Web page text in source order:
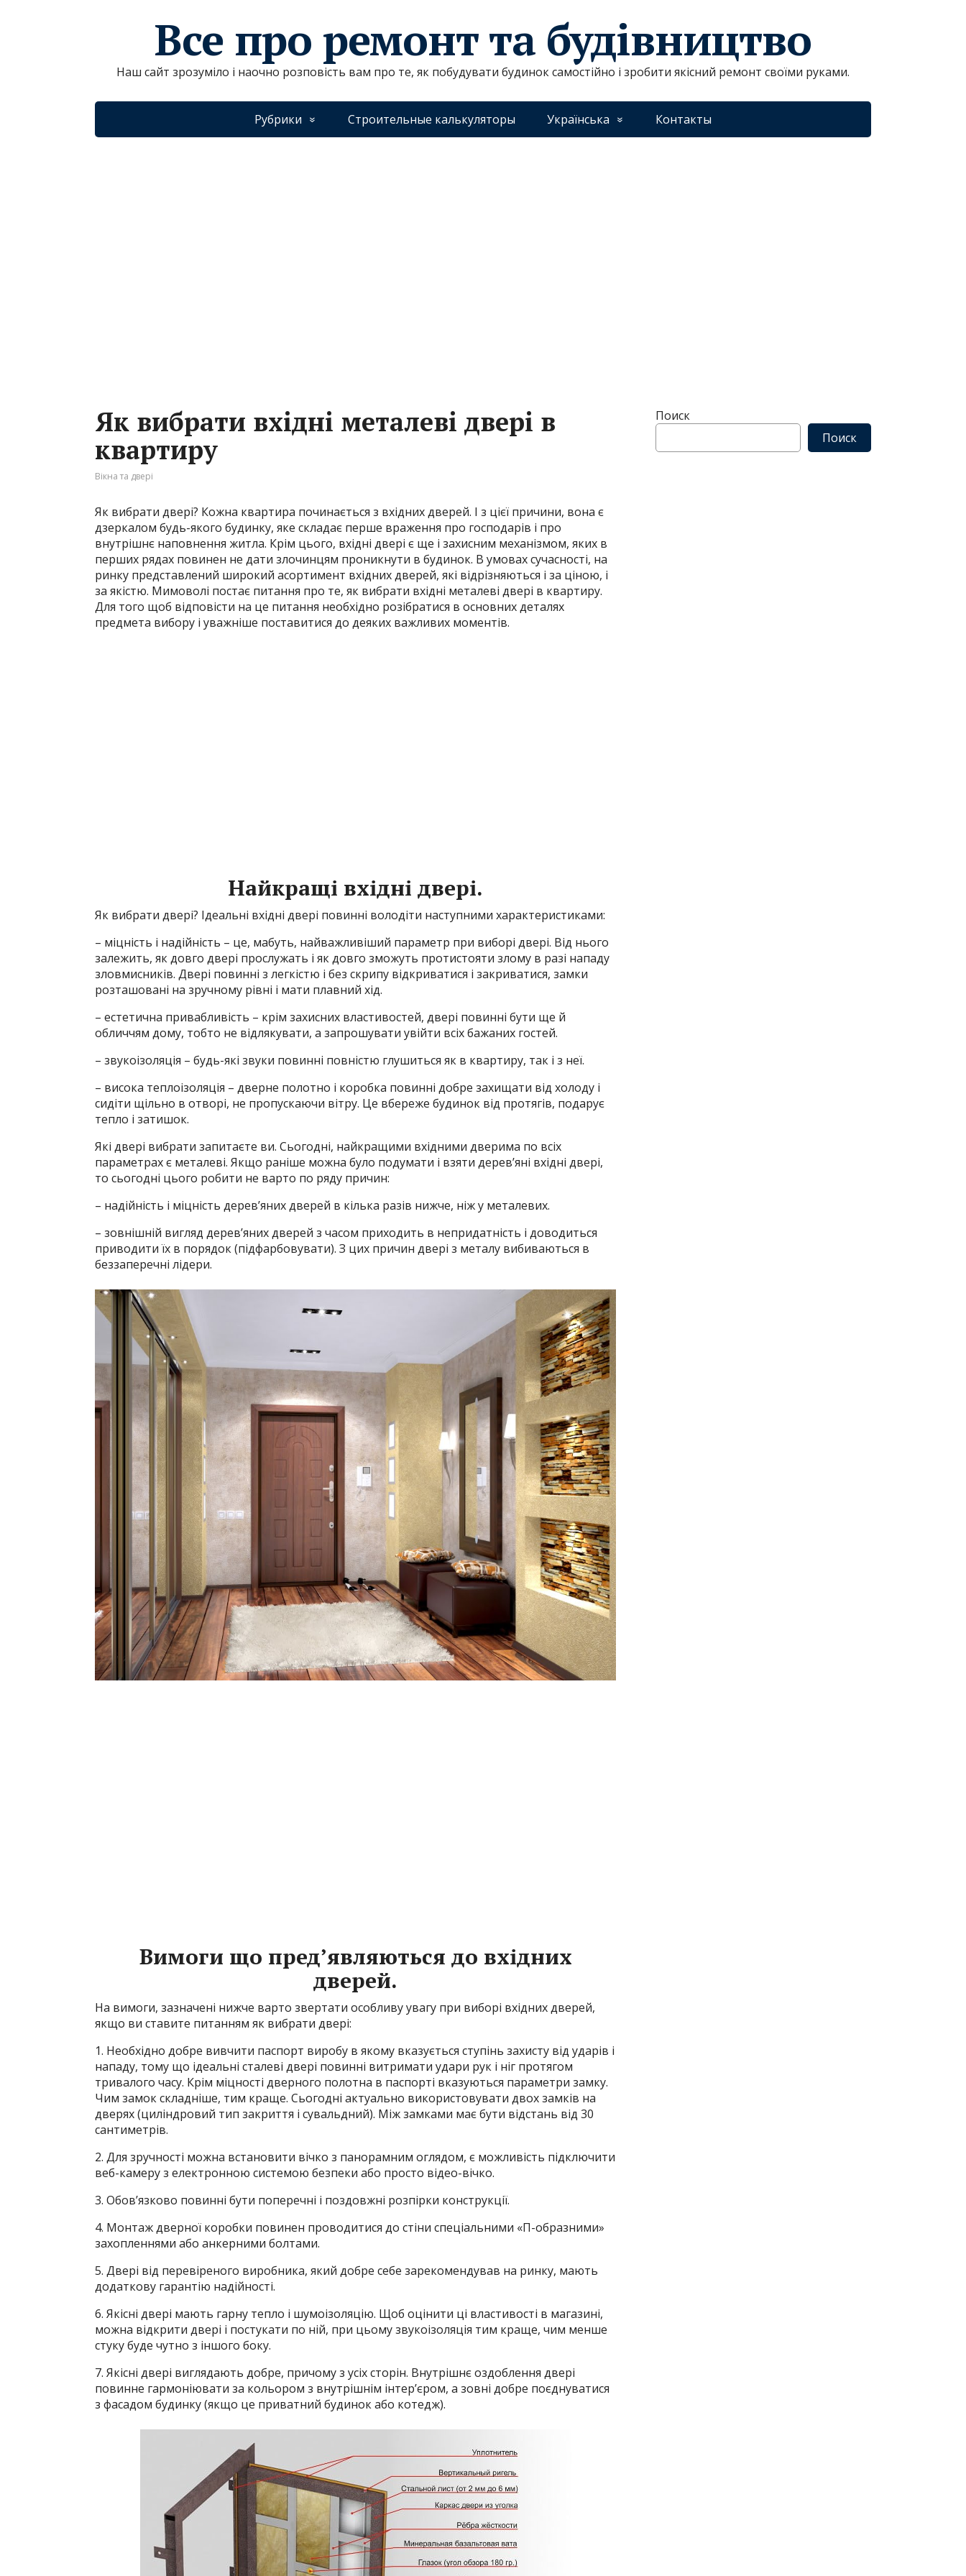
Все про ремонт та будівництво
Наш сайт зрозуміло і наочно розповість вам про те, як побудувати будинок самостійно і зробити якісний ремонт своїми руками.
Рубрики Строительные калькуляторы Українська Контакты
Як вибрати вхідні металеві двері в
квартиру
Вікна та двері
Як вибрати двері? Кожна квартира починається з вхідних дверей. І з цієї причини, вона є
дзеркалом будь-якого будинку, яке складає перше враження про господарів і про
внутрішнє наповнення житла. Крім цього, вхідні двері є ще і захисним механізмом, яких в
перших рядах повинен не дати злочинцям проникнути в будинок. В умовах сучасності, на
ринку представлений широкий асортимент вхідних дверей, які відрізняються і за ціною, і
за якістю. Мимоволі постає питання про те, як вибрати вхідні металеві двері в квартиру.
Для того щоб відповісти на це питання необхідно розібратися в основних деталях
предмета вибору і уважніше поставитися до деяких важливих моментів.
Найкращі вхідні двері.
Як вибрати двері? Ідеальні вхідні двері повинні володіти наступними характеристиками:
– міцність і надійність – це, мабуть, найважливіший параметр при виборі двері. Від нього
залежить, як довго двері прослужать і як довго зможуть протистояти злому в разі нападу
зловмисників. Двері повинні з легкістю і без скрипу відкриватися і закриватися, замки
розташовані на зручному рівні і мати плавний хід.
– естетична привабливість – крім захисних властивостей, двері повинні бути ще й
обличчям дому, тобто не відлякувати, а запрошувати увійти всіх бажаних гостей.
– звукоізоляція – будь-які звуки повинні повністю глушиться як в квартиру, так і з неї.
– висока теплоізоляція – дверне полотно і коробка повинні добре захищати від холоду і
сидіти щільно в отворі, не пропускаючи вітру. Це вбереже будинок від протягів, подарує
тепло і затишок.
Які двері вибрати запитаєте ви. Сьогодні, найкращими вхідними дверима по всіх
параметрах є металеві. Якщо раніше можна було подумати і взяти дерев’яні вхідні двері,
то сьогодні цього робити не варто по ряду причин:
– надійність і міцність дерев’яних дверей в кілька разів нижче, ніж у металевих.
– зовнішній вигляд дерев’яних дверей з часом приходить в непридатність і доводиться
приводити їх в порядок (підфарбовувати). З цих причин двері з металу вибиваються в
беззаперечні лідери.
Вимоги що пред’являються до вхідних
дверей.
На вимоги, зазначені нижче варто звертати особливу увагу при виборі вхідних дверей,
якщо ви ставите питанням як вибрати двері:
1. Необхідно добре вивчити паспорт виробу в якому вказується ступінь захисту від ударів і
нападу, тому що ідеальні сталеві двері повинні витримати удари рук і ніг протягом
тривалого часу. Крім міцності дверного полотна в паспорті вказуються параметри замку.
Чим замок складніше, тим краще. Сьогодні актуально використовувати двох замків на
дверях (циліндровий тип закриття і сувальдний). Між замками має бути відстань від 30
сантиметрів.
2. Для зручності можна встановити вічко з панорамним оглядом, є можливість підключити
веб-камеру з електронною системою безпеки або просто відео-вічко.
3. Обов’язково повинні бути поперечні і поздовжні розпірки конструкції.
4. Монтаж дверної коробки повинен проводитися до стіни спеціальними «П-образними»
захопленнями або анкерними болтами.
5. Двері від перевіреного виробника, який добре себе зарекомендував на ринку, мають
додаткову гарантію надійності.
6. Якісні двері мають гарну тепло і шумоізоляцію. Щоб оцінити ці властивості в магазині,
можна відкрити двері і постукати по ній, при цьому звукоізоляція тим краще, чим менше
стуку буде чутно з іншого боку.
7. Якісні двері виглядають добре, причому з усіх сторін. Внутрішнє оздоблення двері
повинне гармоніювати за кольором з внутрішнім інтер’єром, а зовні добре поєднуватися
з фасадом будинку (якщо це приватний будинок або котедж).
Поиск
Поиск